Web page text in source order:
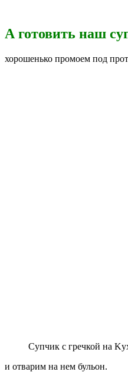
А готовить наш
хорошенько промоем под
Супчик с гречкой на
и отварим на нем бульон.